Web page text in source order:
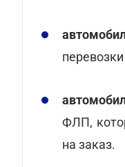
ФЛП,
на заказ.